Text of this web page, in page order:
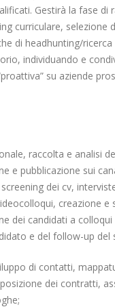
Gestirà la fase di
curriculare,
di headhunting/
individuando e
su aziende
raccolta e analisi
e pubblicazione sui
dei cv,
creazione e
dei candidati a
e del follow-up del
di contatti,
dei contratti,